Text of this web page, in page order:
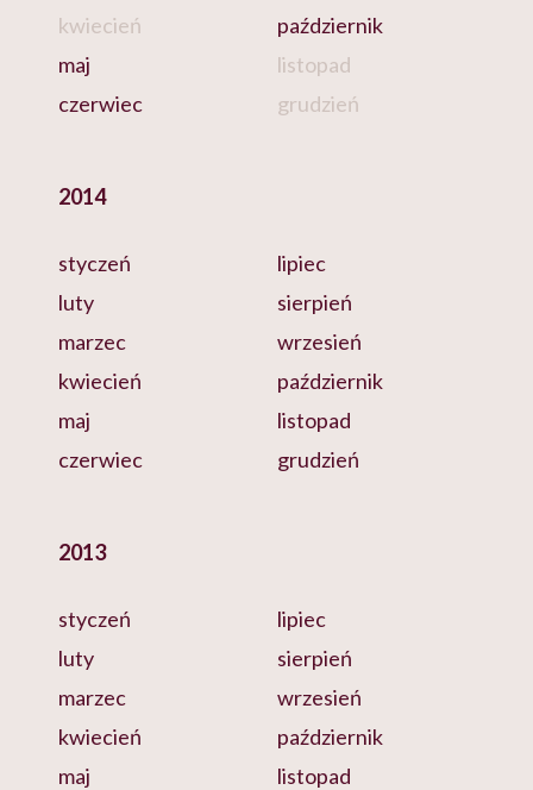
kwiecień
maj
czerwiec
październik
listopad
grudzień
2014
styczeń
luty
marzec
kwiecień
maj
czerwiec
lipiec
sierpień
wrzesień
październik
listopad
grudzień
2013
styczeń
luty
marzec
kwiecień
maj
lipiec
sierpień
wrzesień
październik
listopad